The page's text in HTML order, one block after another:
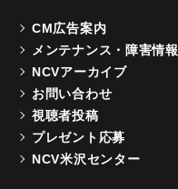
CM広告案内
メンテナンス・障害情報
NCVアーカイブ
お問い合わせ
視聴者投稿
プレゼント応募
NCV米沢センター